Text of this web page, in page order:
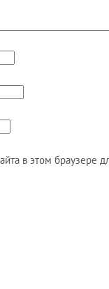
в этом браузере